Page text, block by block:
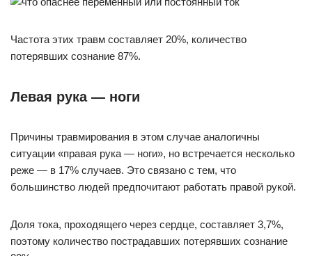
Частота этих травм составляет 20%, количество
потерявших сознание 87%.
Левая рука — ноги
Причины травмирования в этом случае аналогичны
ситуации «правая рука — ноги», но встречается несколько
реже — в 17% случаев. Это связано с тем, что
большинство людей предпочитают работать правой рукой.
Доля тока, проходящего через сердце, составляет 3,7%,
поэтому количество пострадавших потерявших сознание